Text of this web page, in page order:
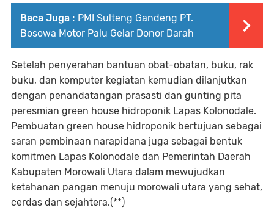
Baca Juga : PMI Sulteng Gandeng PT.
Bosowa Motor Palu Gelar Donor Darah
Setelah penyerahan bantuan obat-obatan, buku, rak
buku, dan komputer kegiatan kemudian dilanjutkan
dengan penandatangan prasasti dan gunting pita
peresmian green house hidroponik Lapas Kolonodale.
Pembuatan green house hidroponik bertujuan sebagai
saran pembinaan narapidana juga sebagai bentuk
komitmen Lapas Kolonodale dan Pemerintah Daerah
Kabupaten Morowali Utara dalam mewujudkan
ketahanan pangan menuju morowali utara yang sehat,
cerdas dan sejahtera.(**)